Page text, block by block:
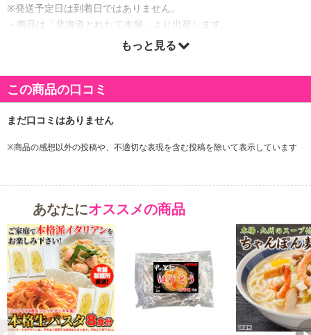
※発送予定日は到着日ではありません。
・商品は「北海道とれたて本舗」より出荷します。
商品詳細
もっと見る
この商品の口コミ
※商品の感想以外の投稿や、不適切な表現を含む投稿を除いて表示しています
あなたにオススメの商品